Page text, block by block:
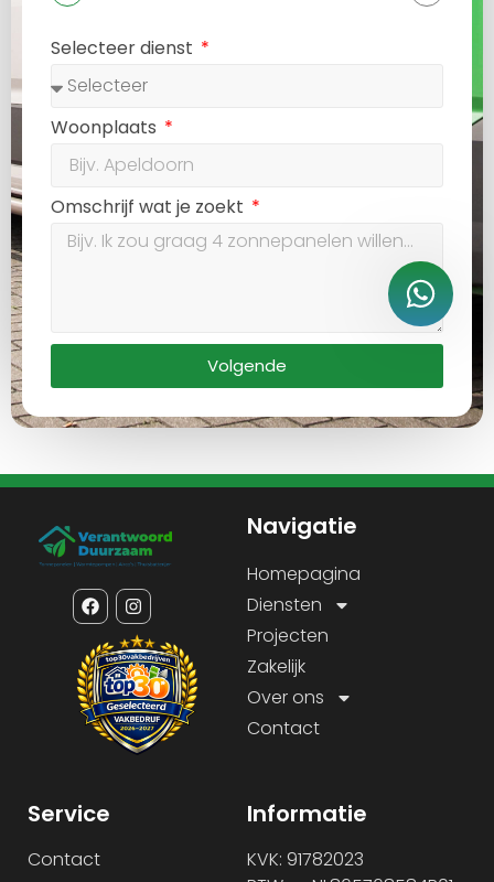
Selecteer dienst
Woonplaats
Omschrijf wat je zoekt
Volgende
Navigatie
Homepagina
Diensten
Projecten
Zakelijk
Over ons
Contact
Service
Contact
Informatie
KVK: 91782023